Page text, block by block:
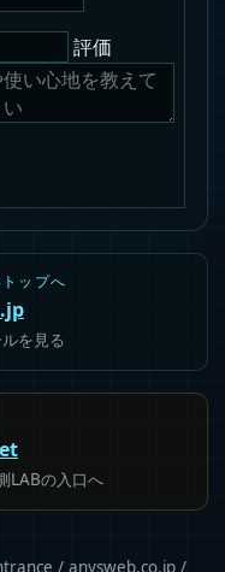
評価
ップへ
を見る
LABの入口へ
/ anysweb.co.jp /